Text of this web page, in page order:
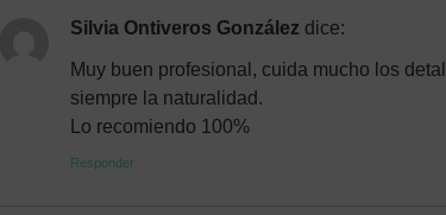
Silvia Ontiveros González dice:
Muy buen profesional, cuida mucho los
siempre la naturalidad.
Lo recomiendo 100%
Responder